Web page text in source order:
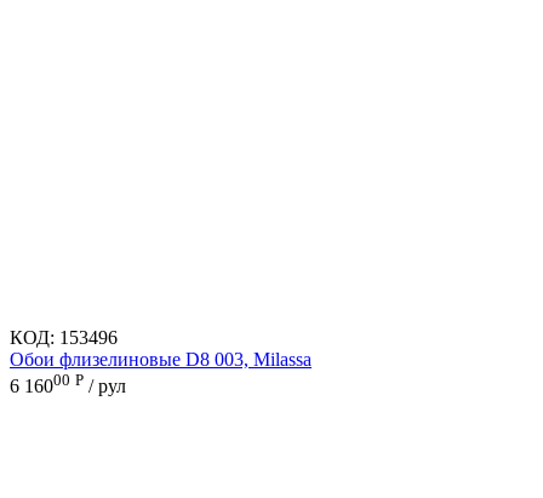
КОД: 153496
Обои флизелиновые D8 003, Milassa
6 16000 Р / рул